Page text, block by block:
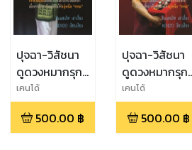
ปุจฉา-วิสัชนา
ดูดวงหมากรุก
จีน เล่ม 2
เคนโด้
500.00 ฿
ปุจฉา-วิสัชนา
ดูดวงหมากรุก
จีน เล่ม 1
เคนโด้
500.00 ฿